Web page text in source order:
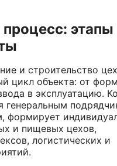
этапы
и строительство
цикл объекта: от
в эксплуатацию.
генеральным
формирует
и пищевых цехов,
логистических и